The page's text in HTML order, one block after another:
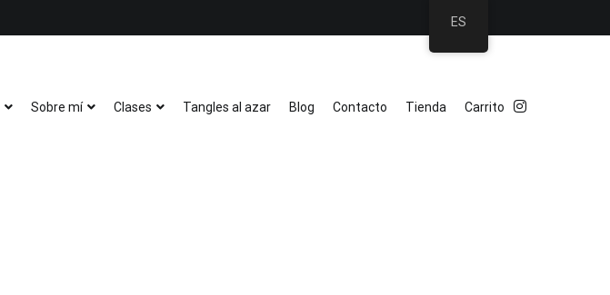
Sobre mí Clases Tangles al azar Blog Contacto Tienda Carrito
ES